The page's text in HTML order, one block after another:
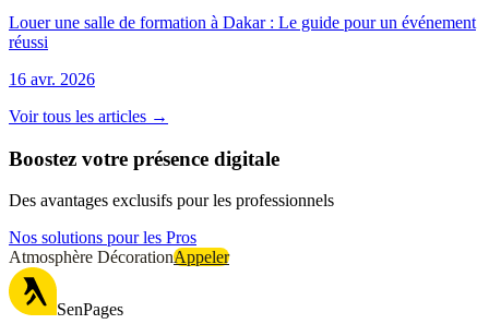
Louer une salle de formation à Dakar : Le guide pour un événement
réussi
16 avr. 2026
Voir tous les articles →
Boostez votre présence digitale
Des avantages exclusifs pour les professionnels
Nos solutions pour les Pros
Atmosphère DécorationAppeler
SenPages